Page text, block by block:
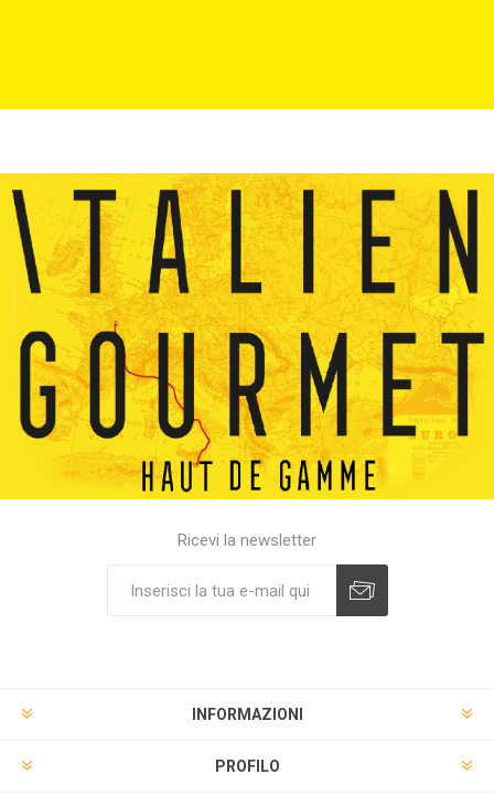
Ricevi la newsletter
INFORMAZIONI
PROFILO